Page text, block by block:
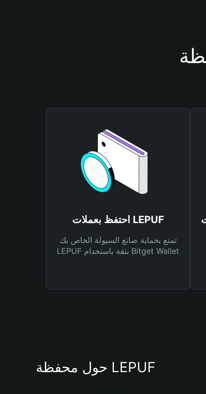
احتفظ بعملات LEPUF
تمتع بحماية صانع السيولة الخاص بك
LEPUF بثقة باستخدام Bitget Wallet
حول محفظة LEPUF